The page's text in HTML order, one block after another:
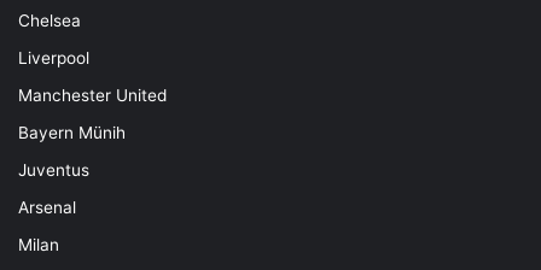
Chelsea
Liverpool
Manchester United
Bayern Münih
Juventus
Arsenal
Milan